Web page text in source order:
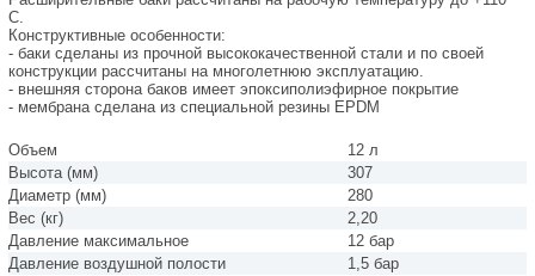
С.
Конструктивные особенности:
- баки сделаны из прочной высококачественной стали и по своей
конструкции рассчитаны на многолетнюю эксплуатацию.
- внешняя сторона баков имеет эпокcиполиэфирное покрытие
- мембрана сделана из специальной резины EPDM
Объем
12 л
Высота (мм)
307
Диаметр (мм)
280
Вес (кг)
2,20
Давление максимальное
12 бар
Давление воздушной полости
1,5 бар